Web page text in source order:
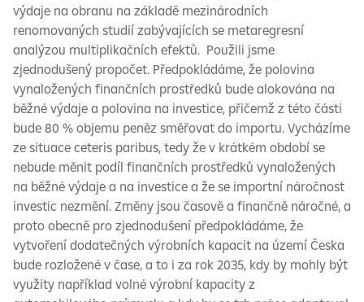
výdaje na obranu na základě mezinárodních
renomovaných studií zabývajících se metaregresní
analýzou multiplikačních efektů. Použili jsme
zjednodušený propočet. Předpokládáme, že polovina
vynaložených finančních prostředků bude alokována na
běžné výdaje a polovina na investice, přičemž z této části
bude 80 % objemu peněz směřovat do importu. Vycházíme
ze situace ceteris paribus, tedy že v krátkém období se
nebude měnit podíl finančních prostředků vynaložených
na běžné výdaje a na investice a že se importní náročnost
investic nezmění. Změny jsou časově a finančně náročné, a
proto obecně pro zjednodušení předpokládáme, že
vytvoření dodatečných výrobních kapacit na území Česka
bude rozložené v čase, a to i za rok 2035, kdy by mohly být
využity například volné výrobní kapacity z